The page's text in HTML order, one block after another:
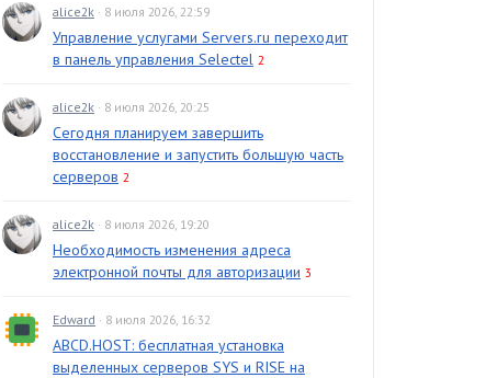
alice2k · 8 июля 2026, 22:59
Управление услугами Servers.ru переходит
в панель управления Selectel 2
alice2k · 8 июля 2026, 20:25
Сегодня планируем завершить
восстановление и запустить большую часть
серверов 2
alice2k · 8 июля 2026, 19:20
Необходимость изменения адреса
электронной почты для авторизации 3
Edward · 8 июля 2026, 16:32
ABCD.HOST: бесплатная установка
выделенных серверов SYS и RISE на